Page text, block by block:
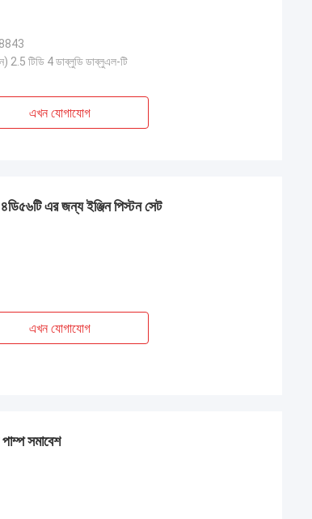
2.5 টিডি 4 ডাব্লুডি ডাব্লুএল-টি
এখন যোগাযোগ
এর জন্য ইঞ্জিন পিস্টন সেট
এখন যোগাযোগ
সমাবেশ